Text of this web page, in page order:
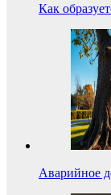
Как
Аварийное